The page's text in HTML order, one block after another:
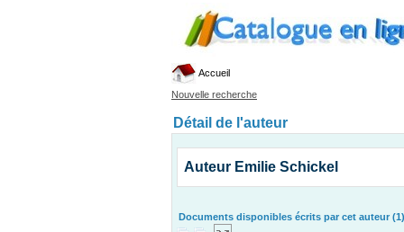
Accueil
Nouvelle recherche
Détail de l'auteur
Auteur Emilie Schickel
Documents disponibles écrits par cet auteur (1)